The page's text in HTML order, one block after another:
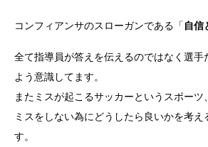
コンフィアンサのスローガンである「自信
全て指導員が答えを伝えるのではなく選手
よう意識してます。
またミスが起こるサッカーというスポーツ
ミスをしない為にどうしたら良いかを考え
す。